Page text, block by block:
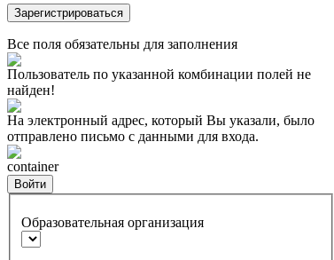
Зарегистрироваться
Все поля обязательны для заполнения
Пользователь по указанной комбинации полей не
найден!
На электронный адрес, который Вы указали, было
отправлено письмо с данными для входа.
container
Войти
Образовательная организация